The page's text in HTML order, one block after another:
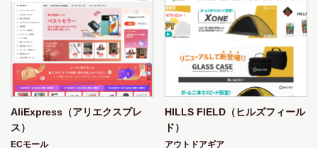
Roberto Cavalli
Roger Dubuis
Rolex
Romain Jerome
Rudiger
Saint Laurent
Salvatore Ferragamo
Samsonite Scott Kay
Seiko
Sekonda
Sevenfriday Shield Shinola
Simplify
Sixty One
Skagen Skechers
Sole Du Soleil
Sonia Rykiel
Sophie And Freda
Spectrum
Stella Mccartney
Stuhrling Original
Suunto
AliExpress（アリエクスプレ
ス）
ECモール
HILLS FIELD（ヒルズフィール
ド）
アウトドアギア